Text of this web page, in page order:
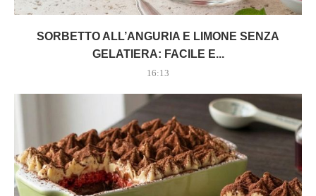
SORBETTO ALL’ANGURIA E LIMONE SENZA
GELATIERA: FACILE E...
16:13